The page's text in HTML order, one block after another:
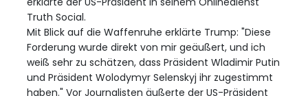
Truth Social.
Mit Blick auf die Waffenruhe erklärte Trump: "Diese
Forderung wurde direkt von mir geäußert, und ich
weiß sehr zu schätzen, dass Präsident Wladimir Putin
und Präsident Wolodymyr Selenskyj ihr zugestimmt
haben." Vor Journalisten äußerte der US-Präsident